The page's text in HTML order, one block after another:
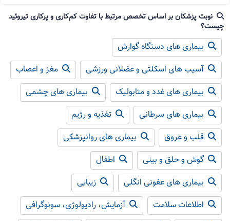
نوبت پزشکان بر اساس تخصص مرتبط با تفاوت کم‌کاری و پرکاری تیروئید
چیست؟
بیماری های دستگاه گوارش
آسیب های اسکلتی و عضلانی ورزشی
مغز و اعصاب
بیماری های غدد و متابولیک
بیماری های چشمی
بیماری های سرطانی
تغذیه و رژیم
قلب و عروق
بیماری های روانپزشکی
گوش و حلق و بینی
اطفال
بیماری های عفونی انگلی
زیبایی
اطلاعات سلامت
آزمایش، رادیولوژی، سونوگرافی